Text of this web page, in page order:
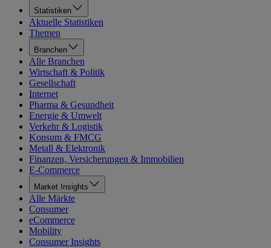
Statistiken
Aktuelle Statistiken
Themen
Branchen
Alle Branchen
Wirtschaft & Politik
Gesellschaft
Internet
Pharma & Gesundheit
Energie & Umwelt
Verkehr & Logistik
Konsum & FMCG
Metall & Elektronik
Finanzen, Versicherungen & Immobilien
E-Commerce
Market Insights
Alle Märkte
Consumer
eCommerce
Mobility
Consumer Insights